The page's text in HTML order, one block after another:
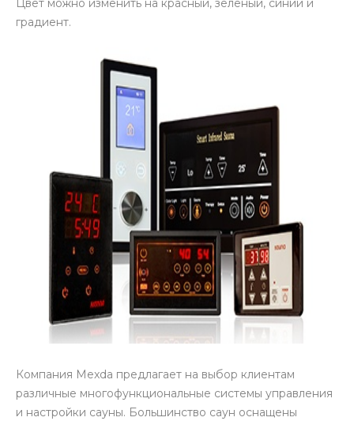
Цвет можно изменить на красный, зеленый, синий и
градиент.
Компания Mexda предлагает на выбор клиентам
различные многофункциональные системы управления
и настройки сауны. Большинство саун оснащены